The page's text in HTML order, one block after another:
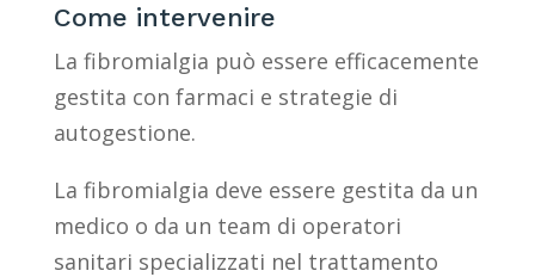
Come intervenire
La fibromialgia può essere efficacemente
gestita con farmaci e strategie di
autogestione.
La fibromialgia deve essere gestita da un
medico o da un team di operatori
sanitari specializzati nel trattamento